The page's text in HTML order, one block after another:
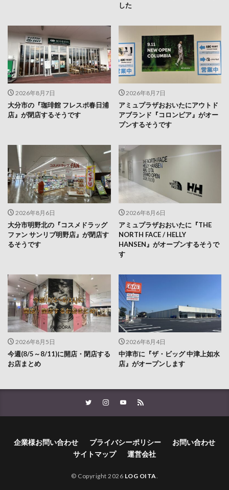
した
2026年8月7日
大分市の『珈琲館 フレスポ春日浦
店』が閉店するそうです
2026年8月7日
アミュプラザおおいたにアウトド
アブランド『コロンビア』がオー
プンするそうです
2026年8月6日
大分市明野北の『コスメドラッグ
ファン サンリブ明野店』が閉店す
るそうです
2026年8月6日
アミュプラザおおいたに『THE
NORTH FACE / HELLY
HANSEN』がオープンするそうで
す
2026年8月5日
今週(8/5～8/11)に開店・閉店する
お店まとめ
2026年8月4日
中津市に『ザ・ビッグ 中津上如水
店』がオープンします
企業様お問い合わせ プライバシーポリシー
お問い合わせ
サイトマップ
運営会社
© Copyright 2026 LOG OITA